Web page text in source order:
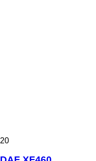
20